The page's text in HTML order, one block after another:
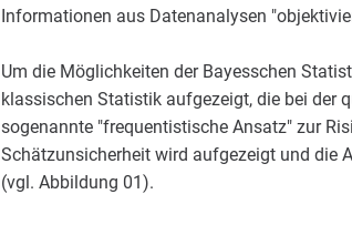
Informationen aus Datenanalysen
Um die Möglichkeiten der Bayesschen
klassischen Statistik aufgezeigt, die bei der
sogenannte "frequentistische Ansatz" zur
Schätzunsicherheit wird aufgezeigt und die
(vgl. Abbildung 01).